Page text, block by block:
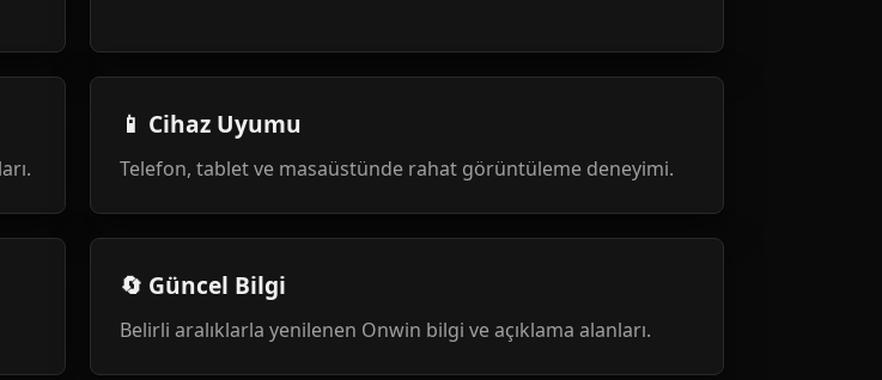
📱 Cihaz Uyumu
Telefon, tablet ve masaüstünde rahat görüntüleme deneyimi.
🔄 Güncel Bilgi
Belirli aralıklarla yenilenen Onwin bilgi ve açıklama alanları.